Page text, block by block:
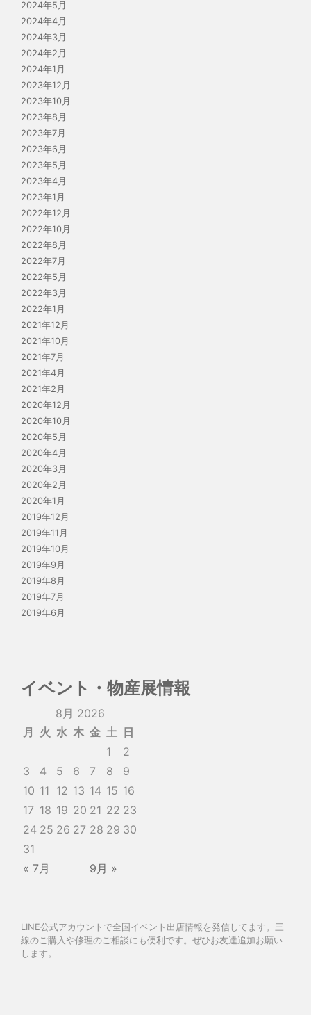
2024年5月
2024年4月
2024年3月
2024年2月
2024年1月
2023年12月
2023年10月
2023年8月
2023年7月
2023年6月
2023年5月
2023年4月
2023年1月
2022年12月
2022年10月
2022年8月
2022年7月
2022年5月
2022年3月
2022年1月
2021年12月
2021年10月
2021年7月
2021年4月
2021年2月
2020年12月
2020年10月
2020年5月
2020年4月
2020年3月
2020年2月
2020年1月
2019年12月
2019年11月
2019年10月
2019年9月
2019年8月
2019年7月
2019年6月
イベント・物産展情報
8月 2026
月
火 水 木 金 土 日
1
2
3
4 5 6 7 8
9
10 11 12 13 14 15 16
17 18 19 20 21 22 23
24 25 26 27 28 29 30
31
« 7月
9月 »
LINE公式アカウントで全国イベント出店情報を発信してます。三
線のご購入や修理のご相談にも便利です。ぜひお友達追加お願い
します。